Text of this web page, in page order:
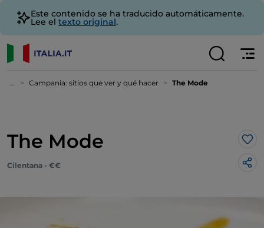
Este contenido se ha traducido automáticamente.
Lee el texto original.
... Campania: sitios que ver y qué hacer The Mode
The Mode Me
Cilentana - €€